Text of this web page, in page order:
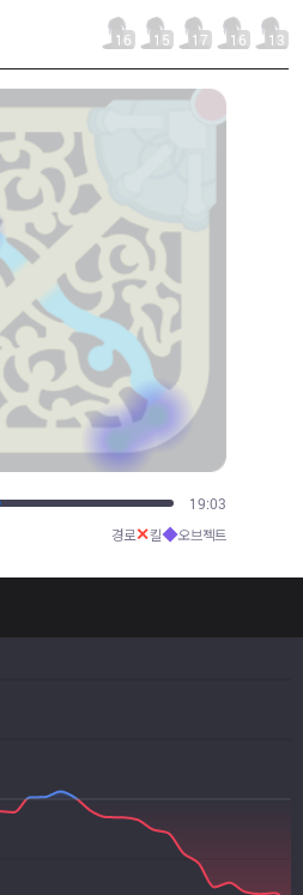
16 15 17 16 13
20:40
경로✕킬◆오브젝트